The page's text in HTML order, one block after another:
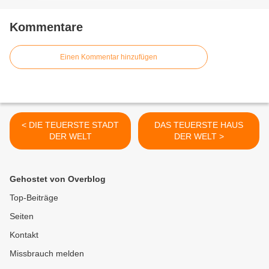
Kommentare
Einen Kommentar hinzufügen
< DIE TEUERSTE STADT
DER WELT
DAS TEUERSTE HAUS
DER WELT >
Gehostet von Overblog
Top-Beiträge
Seiten
Kontakt
Missbrauch melden